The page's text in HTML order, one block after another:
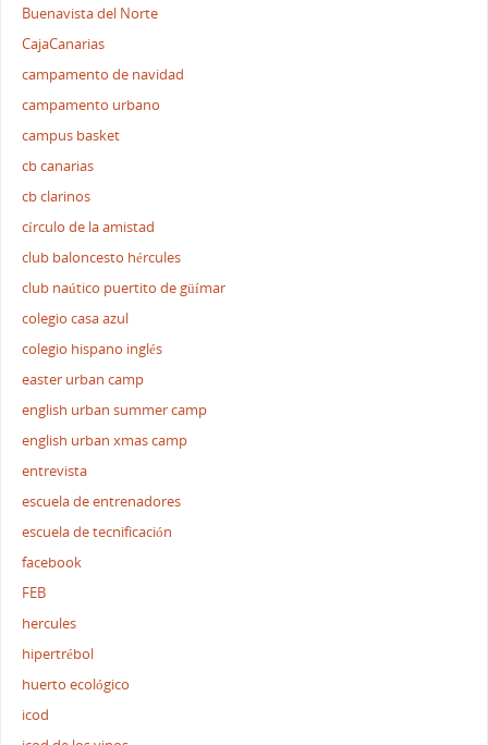
Buenavista del Norte
CajaCanarias
campamento de navidad
campamento urbano
campus basket
cb canarias
cb clarinos
círculo de la amistad
club baloncesto hércules
club naútico puertito de güímar
colegio casa azul
colegio hispano inglés
easter urban camp
english urban summer camp
english urban xmas camp
entrevista
escuela de entrenadores
escuela de tecnificación
facebook
FEB
hercules
hipertrébol
huerto ecológico
icod